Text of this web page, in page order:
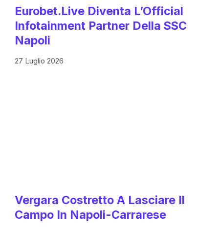
Eurobet.live Diventa L’Official
Infotainment Partner Della SSC
Napoli
27 Luglio 2026
Vergara Costretto A Lasciare Il
Campo In Napoli-Carrarese